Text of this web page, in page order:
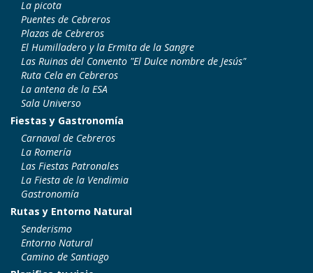
La picota
Puentes de Cebreros
Plazas de Cebreros
El Humilladero y la Ermita de la Sangre
Las Ruinas del Convento "El Dulce nombre de Jesús"
Ruta Cela en Cebreros
La antena de la ESA
Sala Universo
Fiestas y Gastronomía
Carnaval de Cebreros
La Romería
Las Fiestas Patronales
La Fiesta de la Vendimia
Gastronomía
Rutas y Entorno Natural
Senderismo
Entorno Natural
Camino de Santiago